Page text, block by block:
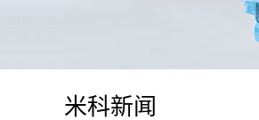
米科新闻